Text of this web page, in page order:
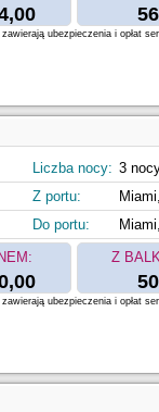
ubezpieczenia i opłat
Liczba nocy: 3
Z portu:
Do portu:
Z
ubezpieczenia i opłat